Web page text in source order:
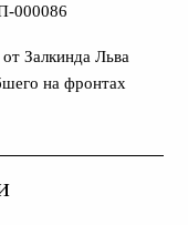
000086
Залкинда Льва
на фронтах